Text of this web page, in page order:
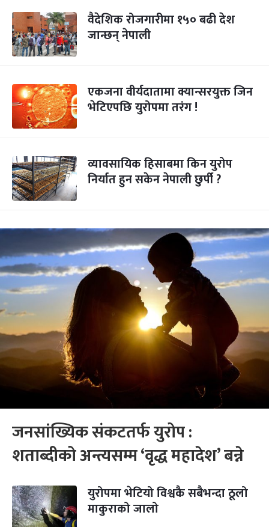
वैदेशिक रोजगारीमा १५० बढी देश
जान्छन् नेपाली
एकजना वीर्यदातामा क्यान्सरयुक्त जिन
भेटिएपछि युरोपमा तरंग !
व्यावसायिक हिसाबमा किन युरोप
निर्यात हुन सकेन नेपाली छुर्पी ?
जनसांख्यिक संकटतर्फ युरोप :
शताब्दीको अन्त्यसम्म ‘वृद्ध महादेश’ बन्ने
युरोपमा भेटियो विश्वकै सबैभन्दा ठूलो
माकुराको जालो